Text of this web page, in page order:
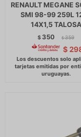
RENAULT MEGANE
SMI 98-99 259L
14X1,5 TALOSA
$ 350 $ 359
$